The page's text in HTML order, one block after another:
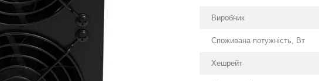
Виробник
Споживана потужність, Вт
Хешрейт